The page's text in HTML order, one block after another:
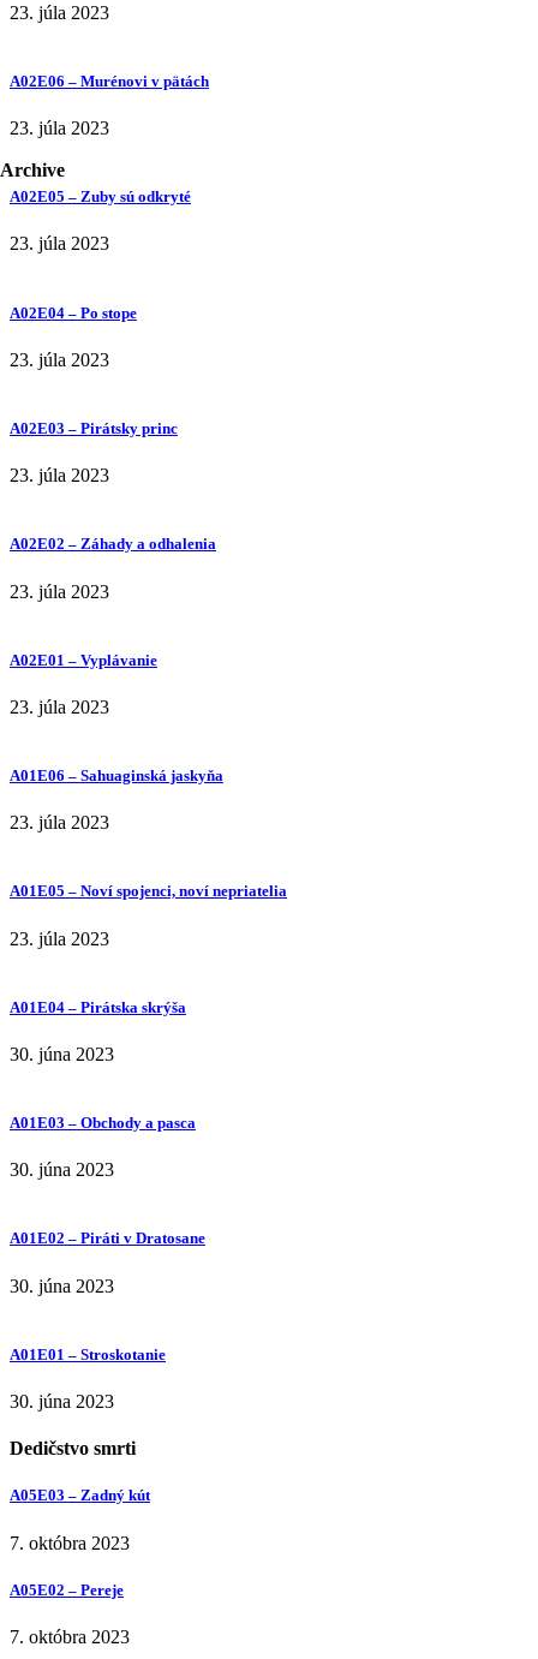
Archive
23. júla 2023
A02E06 – Murénovi v pätách
23. júla 2023
A02E05 – Zuby sú odkryté
23. júla 2023
A02E04 – Po stope
23. júla 2023
A02E03 – Pirátsky princ
23. júla 2023
A02E02 – Záhady a odhalenia
23. júla 2023
A02E01 – Vyplávanie
23. júla 2023
A01E06 – Sahuaginská jaskyňa
23. júla 2023
A01E05 – Noví spojenci, noví nepriatelia
23. júla 2023
A01E04 – Pirátska skrýša
30. júna 2023
A01E03 – Obchody a pasca
30. júna 2023
A01E02 – Piráti v Dratosane
30. júna 2023
A01E01 – Stroskotanie
30. júna 2023
Dedičstvo smrti
A05E03 – Zadný kút
7. októbra 2023
A05E02 – Pereje
7. októbra 2023